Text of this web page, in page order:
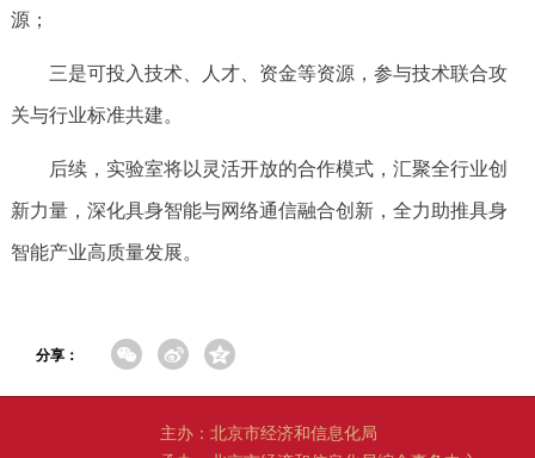
源；
三是可投入技术、人才、资金等资源，参与技术联合攻
关与行业标准共建。
后续，实验室将以灵活开放的合作模式，汇聚全行业创
新力量，深化具身智能与网络通信融合创新，全力助推具身
智能产业高质量发展。
分享：
主办：北京市经济和信息化局